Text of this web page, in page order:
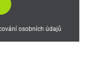
osobních údajů